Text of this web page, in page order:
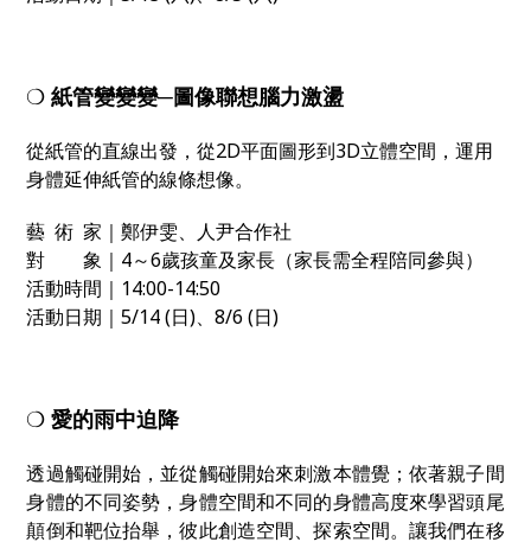
❍紙管變變變─圖像聯想腦力激盪
從紙管的直線出發，從2D平面圖形到3D立體空間，運用
身體延伸紙管的線條想像。
藝 術 家｜鄭伊雯、人尹合作社
對 象｜4～6歲孩童及家長（家長需全程陪同參與）
活動時間｜14:00-14:50
活動日期｜5/14 (日)、8/6 (日)
❍愛的雨中迫降
透過觸碰開始，並從觸碰開始來刺激本體覺；依著親子間
身體的不同姿勢，身體空間和不同的身體高度來學習頭尾
顛倒和靶位抬舉，彼此創造空間、探索空間。讓我們在移